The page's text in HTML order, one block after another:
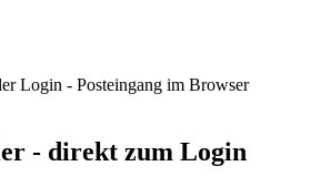
- direkt zum Login